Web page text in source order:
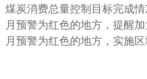
煤炭消费总量控制目标完成
月预警为红色的地方，提醒
月预警为红色的地方，实施区